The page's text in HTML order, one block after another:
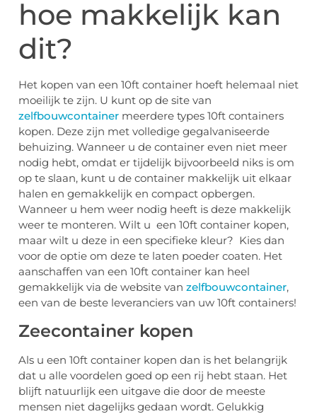
hoe makkelijk kan
dit?
Het kopen van een 10ft container hoeft helemaal niet
moeilijk te zijn. U kunt op de site van
zelfbouwcontainer meerdere types 10ft containers
kopen. Deze zijn met volledige gegalvaniseerde
behuizing. Wanneer u de container even niet meer
nodig hebt, omdat er tijdelijk bijvoorbeeld niks is om
op te slaan, kunt u de container makkelijk uit elkaar
halen en gemakkelijk en compact opbergen.
Wanneer u hem weer nodig heeft is deze makkelijk
weer te monteren. Wilt u een 10ft container kopen,
maar wilt u deze in een specifieke kleur? Kies dan
voor de optie om deze te laten poeder coaten. Het
aanschaffen van een 10ft container kan heel
gemakkelijk via de website van zelfbouwcontainer,
een van de beste leveranciers van uw 10ft containers!
Zeecontainer kopen
Als u een 10ft container kopen dan is het belangrijk
dat u alle voordelen goed op een rij hebt staan. Het
blijft natuurlijk een uitgave die door de meeste
mensen niet dagelijks gedaan wordt. Gelukkig